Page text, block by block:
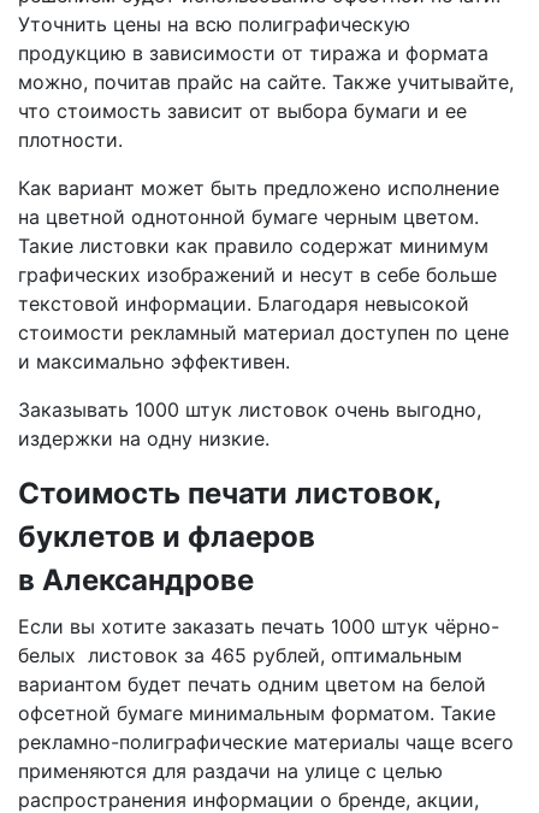
Уточнить цены на всю полиграфическую
продукцию в зависимости от тиража и формата
можно, почитав прайс на сайте. Также учитывайте,
что стоимость зависит от выбора бумаги и ее
плотности.
Как вариант может быть предложено исполнение
на цветной однотонной бумаге черным цветом.
Такие листовки как правило содержат минимум
графических изображений и несут в себе больше
текстовой информации. Благодаря невысокой
стоимости рекламный материал доступен по цене
и максимально эффективен.
Заказывать 1000 штук листовок очень выгодно,
издержки на одну низкие.
Стоимость печати листовок,
буклетов и флаеров
в Александрове
Если вы хотите заказать печать 1000 штук чёрно-
белых листовок за 465 рублей, оптимальным
вариантом будет печать одним цветом на белой
офсетной бумаге минимальным форматом. Такие
рекламно-полиграфические материалы чаще всего
применяются для раздачи на улице с целью
распространения информации о бренде, акции,